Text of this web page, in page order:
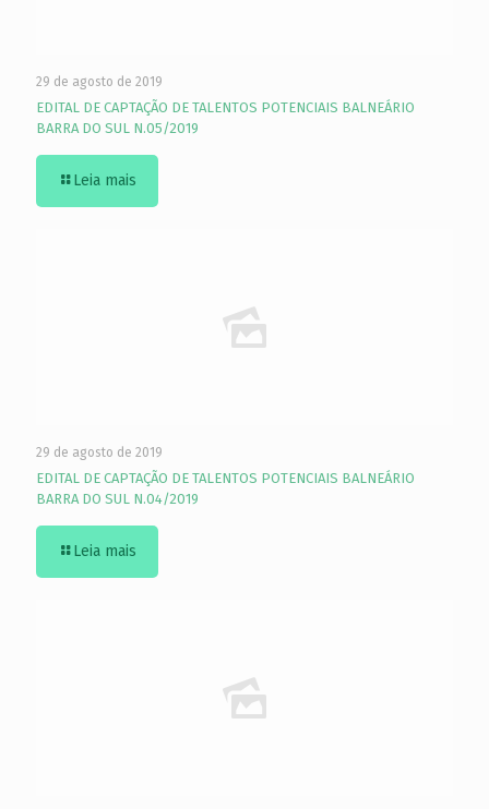
29 de agosto de 2019
EDITAL DE CAPTAÇÃO DE TALENTOS POTENCIAIS BALNEÁRIO
BARRA DO SUL N.05/2019
Leia mais
29 de agosto de 2019
EDITAL DE CAPTAÇÃO DE TALENTOS POTENCIAIS BALNEÁRIO
BARRA DO SUL N.04/2019
Leia mais